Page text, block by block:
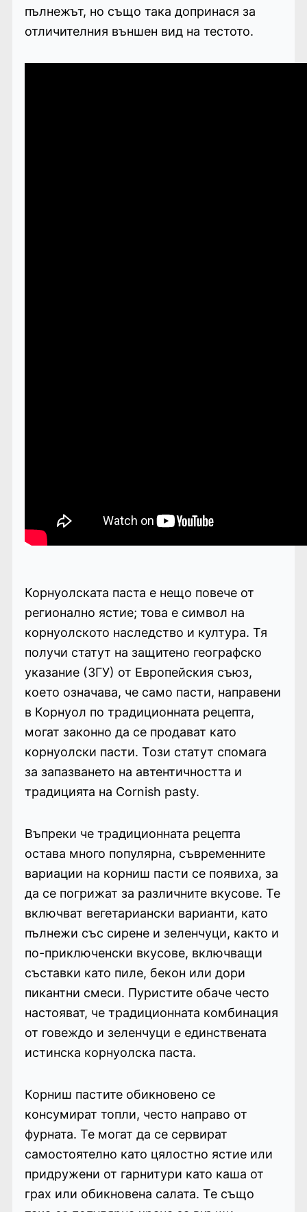
пълнежът, но също така допринася за
отличителния външен вид на тестото.
Корнуолската паста е нещо повече от
регионално ястие; това е символ на
корнуолското наследство и култура. Тя
получи статут на защитено географско
указание (ЗГУ) от Европейския съюз,
което означава, че само пасти, направени
в Корнуол по традиционната рецепта,
могат законно да се продават като
корнуолски пасти. Този статут спомага
за запазването на автентичността и
традицията на Cornish pasty.
Въпреки че традиционната рецепта
остава много популярна, съвременните
вариации на корниш пасти се появиха, за
да се погрижат за различните вкусове. Те
включват вегетариански варианти, като
пълнежи със сирене и зеленчуци, както и
по-приключенски вкусове, включващи
съставки като пиле, бекон или дори
пикантни смеси. Пуристите обаче често
настояват, че традиционната комбинация
от говеждо и зеленчуци е единствената
истинска корнуолска паста.
Корниш пастите обикновено се
консумират топли, често направо от
фурната. Те могат да се сервират
самостоятелно като цялостно ястие или
придружени от гарнитури като каша от
грах или обикновена салата. Те също